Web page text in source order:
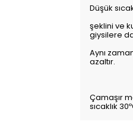
Düşük
şeklini ve
giysilere
Aynı
azaltır.
Çamaşır
sıcaklık